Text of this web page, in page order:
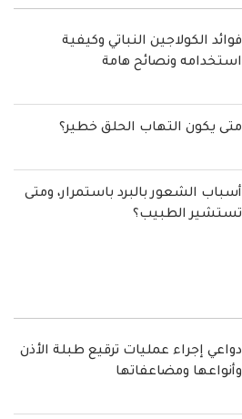
فوائد الكولاجين النباتي وكيفية
استخدامه ونصائح هامة
متى يكون التهاب الحلق خطير؟
أسباب الشعور بالبرد باستمرار، ومتى
تستشير الطبيب؟
دواعي إجراء عمليات ترقيع طبلة الأذن
وأنواعها ومضاعفاتها